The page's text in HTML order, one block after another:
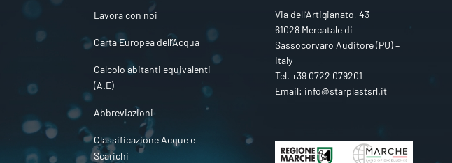
Lavora con noi
Carta Europea dell’Acqua
Calcolo abitanti equivalenti
(A.E)
Abbreviazioni
Classificazione Acque e
Scarichi
Via dell’Artigianato, 43
61028 Mercatale di
Sassocorvaro Auditore (PU) –
Italy
Tel. +39 0722 079201
Email: info@starplastsrl.it